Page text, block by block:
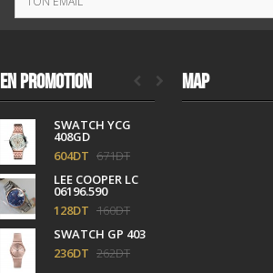
EN PROMOTION
SWATCH YCG
408GD
604DT 671DT
LEE COOPER LC
06196.590
128DT 160DT
SWATCH GP 403
236DT 262DT
MAP